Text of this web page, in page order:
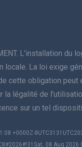
L'installation
La loi exige
cette obligation
légalité de
sur un tel
+0000Z-
08 Aug